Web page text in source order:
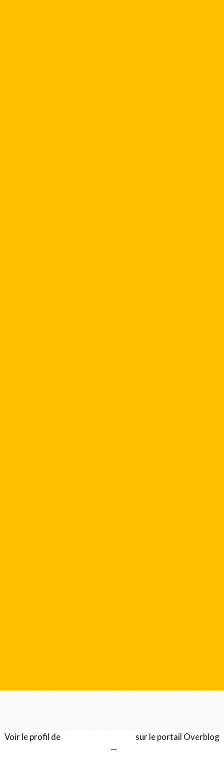
Voir le profil de sur le portail Overblog